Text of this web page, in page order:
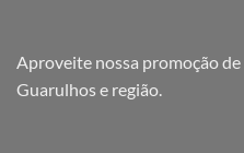
Aproveite nossa promoção de
Guarulhos e região.